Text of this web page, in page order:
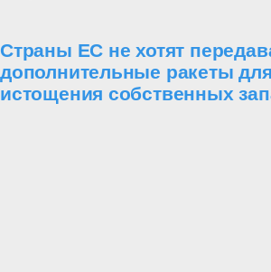
Страны ЕС не хотят
дополнительные ракеты
истощения собственных